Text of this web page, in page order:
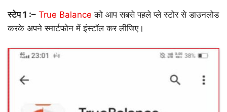
स्टेप 1 :– True Balance को आप सबसे पहले प्ले स्टोर से डाउनलोड
करके अपने स्मार्टफोन में इंस्टॉल कर लीजिए।